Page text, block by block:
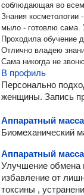
соблюдающая во всем
Знания косметологии - изучала в Советской школе . Крема , маски ,
мыло - готовлю сама. Учусь у известных тренеров России.
Проходила обучение дипломированно в Китае . Передаю свой опыт.
Отлично владею
В профиль
Персонально
женщины. Запись
Аппаратный
Биомеханический
Аппаратный
Улучшение обмена
избавление от
токсины ,